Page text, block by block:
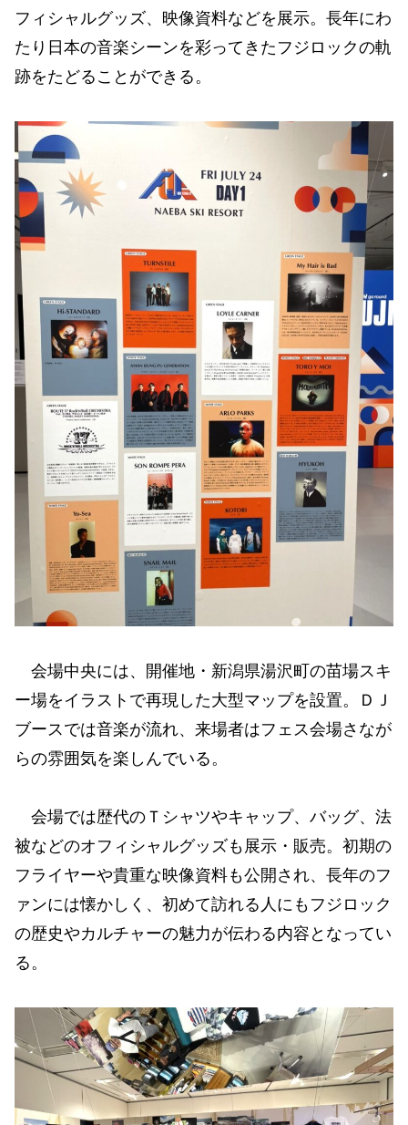
フィシャルグッズ、映像資料などを展示。長年にわ
たり日本の音楽シーンを彩ってきたフジロックの軌
跡をたどることができる。
会場中央には、開催地・新潟県湯沢町の苗場スキ
ー場をイラストで再現した大型マップを設置。ＤＪ
ブースでは音楽が流れ、来場者はフェス会場さなが
らの雰囲気を楽しんでいる。
会場では歴代のＴシャツやキャップ、バッグ、法
被などのオフィシャルグッズも展示・販売。初期の
フライヤーや貴重な映像資料も公開され、長年のフ
ァンには懐かしく、初めて訪れる人にもフジロック
の歴史やカルチャーの魅力が伝わる内容となってい
る。